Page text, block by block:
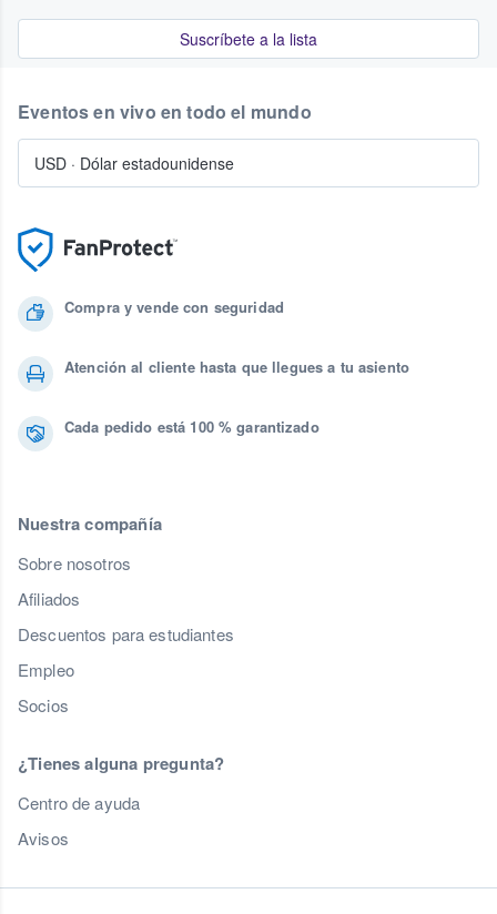
Suscríbete a la lista
Compra y vende con seguridad
Atención al cliente hasta que llegues a tu asiento
Cada pedido está 100 % garantizado
Nuestra compañía
Sobre nosotros
Afiliados
Descuentos para estudiantes
Empleo
Socios
¿Tienes alguna pregunta?
Centro de ayuda
Avisos
Eventos en vivo en todo el mundo
USD · Dólar estadounidense